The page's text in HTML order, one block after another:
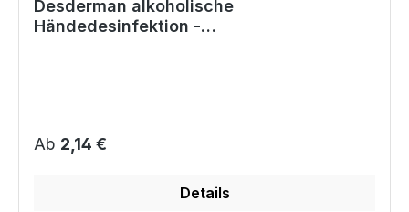
Desderman alkoholische
Händedesinfektion -
Regulärer Preis:
Ab 2,14 €
Details